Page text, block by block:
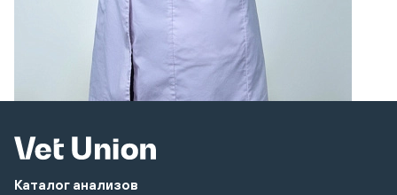
Каталог анализов